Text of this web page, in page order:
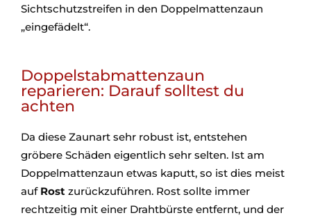
Sichtschutzstreifen in den Doppelmattenzaun
„eingefädelt“.
Doppelstabmattenzaun
reparieren: Darauf solltest du
achten
Da diese Zaunart sehr robust ist, entstehen
gröbere Schäden eigentlich sehr selten. Ist am
Doppelmattenzaun etwas kaputt, so ist dies meist
auf Rost zurückzuführen. Rost sollte immer
rechtzeitig mit einer Drahtbürste entfernt, und der